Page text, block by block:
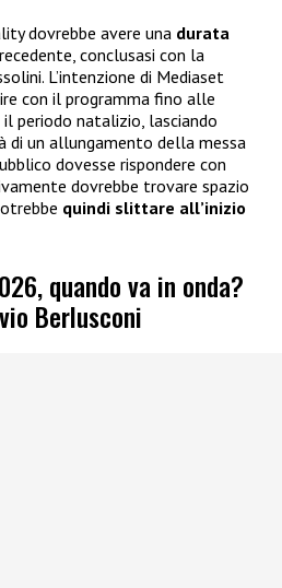
dovrebbe avere una durata
conclusasi con la
L’intenzione di Mediaset
con il programma fino alle
periodo natalizio, lasciando
di un allungamento della messa
dovesse rispondere con
dovrebbe trovare spazio
quindi slittare all’inizio
quando va in onda?
Berlusconi